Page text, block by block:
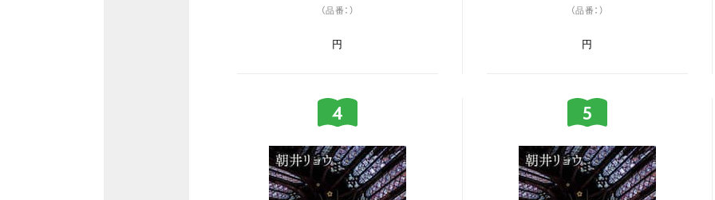
（品番：）
円
（品番：）
円